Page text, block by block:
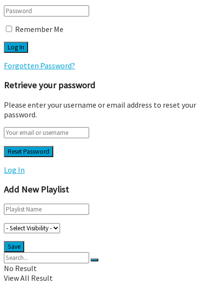
Remember Me
Forgotten Password?
Retrieve your password
Please enter your username or email address to reset your
password.
Log In
Add New Playlist
No Result
View All Result